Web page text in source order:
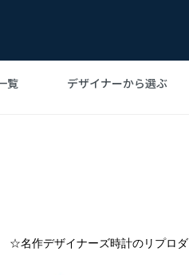
覧 デザイナーから選ぶ
ミース・ファンデル・ローエ
☆名作デザイナーズ時計のリプロ